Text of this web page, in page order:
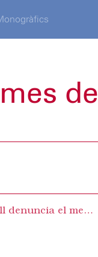
de
L’Entesa per Sabadell denuncia el menyspreu al territori i a la participació ciutadana del govern del PSOE en la tramitació del Quart Cinturó